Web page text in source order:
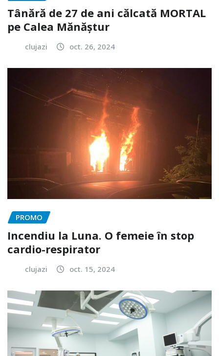
Tânără de 27 de ani călcată MORTAL
pe Calea Mănăștur
clujazi oct. 26, 2024
PROMO
Incendiu la Luna. O femeie în stop
cardio-respirator
clujazi oct. 15, 2024